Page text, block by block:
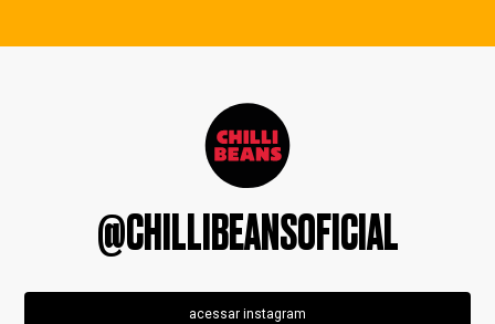
@CHILLIBEANSOFICIAL
acessar instagram